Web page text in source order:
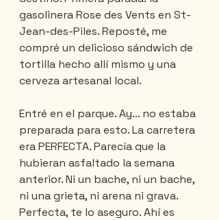
gasolinera Rose des Vents en St-
Jean-des-Piles. Reposté, me
compré un delicioso sándwich de
tortilla hecho allí mismo y una
cerveza artesanal local.
Entré en el parque. Ay… no estaba
preparada para esto. La carretera
era PERFECTA. Parecía que la
hubieran asfaltado la semana
anterior. Ni un bache, ni un bache,
ni una grieta, ni arena ni grava.
Perfecta, te lo aseguro. Ahí es